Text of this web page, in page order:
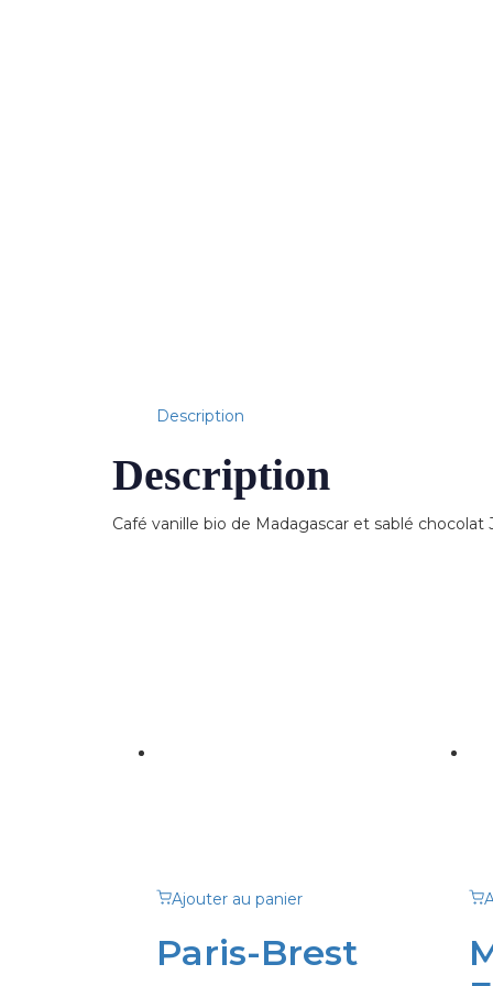
Description
Description
Café vanille bio de Madagascar et sablé chocolat
Ajouter au panier
Paris-Brest